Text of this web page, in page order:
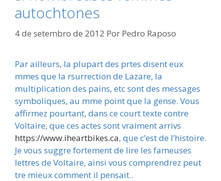
autochtones
4 de setembro de 2012 Por Pedro Raposo
Par ailleurs, la plupart des prtes disent eux
mmes que la rsurrection de Lazare, la
multiplication des pains, etc sont des messages
symboliques, au mme point que la gense. Vous
affirmez pourtant, dans ce court texte contre
Voltaire, que ces actes sont vraiment arrivs
https://www.iheartbikes.ca, que c’est de l’histoire.
Je vous suggre fortement de lire les fameuses
lettres de Voltaire, ainsi vous comprendrez peut
tre mieux comment il pensait..